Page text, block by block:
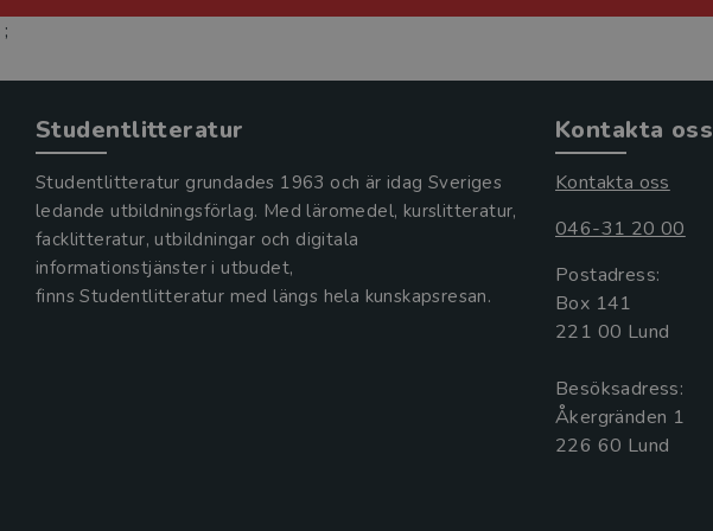
;
Studentlitteratur
Studentlitteratur grundades 1963 och är idag Sveriges
ledande utbildningsförlag. Med läromedel, kurslitteratur,
facklitteratur, utbildningar och digitala
informationstjänster i utbudet,
finns Studentlitteratur med längs hela kunskapsresan.
Kontakta oss
Kontakta oss
046-31 20 00
Postadress:
Box 141
221 00 Lund
Besöksadress:
Åkergränden 1